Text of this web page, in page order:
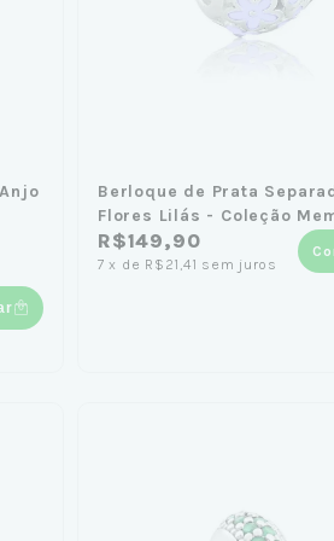
Berloque de Prata
Flores Lilás - Coleção
R$149,90
7 x de R$21,41 sem juros